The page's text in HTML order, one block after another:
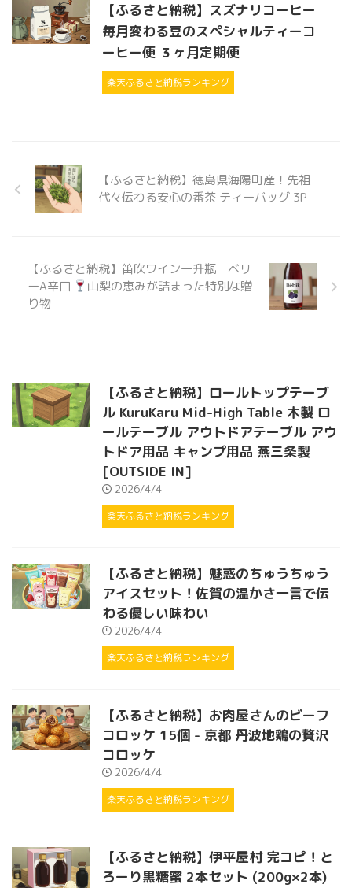
【ふるさと納税】スズナリコーヒー
毎月変わる豆のスペシャルティーコ
ーヒー便 ３ヶ月定期便
楽天ふるさと納税ランキング
【ふるさと納税】徳島県海陽町産！先祖
代々伝わる安心の番茶 ティーバッグ 3P
【ふるさと納税】笛吹ワイン一升瓶 ベリ
ーA辛口
山梨の恵みが詰まった特別な贈
り物
【ふるさと納税】ロールトップテーブ
ル KuruKaru Mid-High Table 木製 ロ
ールテーブル アウトドアテーブル アウ
トドア用品 キャンプ用品 燕三条製
[OUTSIDE IN]
2026/4/4
楽天ふるさと納税ランキング
【ふるさと納税】魅惑のちゅうちゅう
アイスセット！佐賀の温かさ一言で伝
わる優しい味わい
2026/4/4
楽天ふるさと納税ランキング
【ふるさと納税】お肉屋さんのビーフ
コロッケ 15個 - 京都 丹波地鶏の贅沢
コロッケ
2026/4/4
楽天ふるさと納税ランキング
【ふるさと納税】伊平屋村 完コピ！と
ろーり黒糖蜜 2本セット (200g×2本)